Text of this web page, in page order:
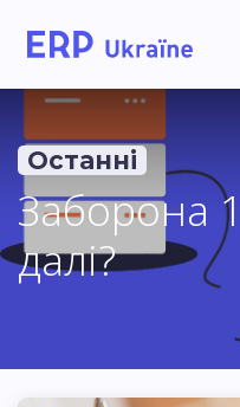
Останні
Заборона
далі?